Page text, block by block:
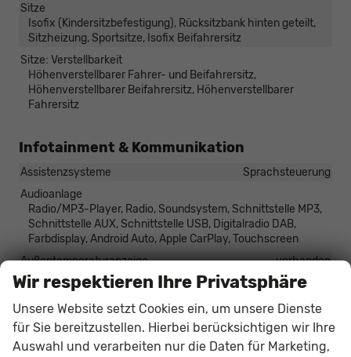
Sitze
Isofix (Kindersitzbefestigung), Rücksitzbank hinten geteilt,
Sitzheizung, Sportsitze, Isofix Beifahrersitz
Sitze: Verstellbarkeit
Höhenverstellbarer Fahrer- und Beifahrersitz,
Höhenverstellbarer Beifahrersitz, Höhenverstellbarer
Fahrersitz
Infotainment & Kommunikation
Assistenzsysteme
Sprachsteuerung
Audioanlage
Radio/MP3-Player, Radio, Soundsystem, Schnittstelle MP3,
Schnittstelle AUX, Schnittstelle USB, Digitalradio DAB,
Farbdisplay, Android Auto, Apple CarPlay, Touchscreen
Außentemperaturanzeige
vorhanden
Bordcomputer
vorhanden
Navigationssystem
Navigation per Audio
Telefon
Freisprecheinrichtung, Bluetooth
Uhr & Drehzahlmesser
vorhanden
Wir respektieren Ihre Privatsphäre
Unsere Website setzt Cookies ein, um unsere Dienste
für Sie bereitzustellen. Hierbei berücksichtigen wir Ihre
Auswahl und verarbeiten nur die Daten für Marketing,